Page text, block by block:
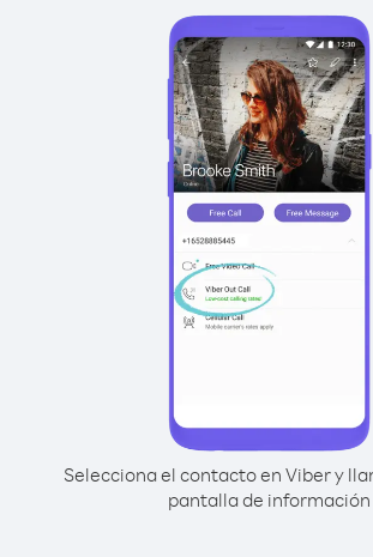
Selecciona el contacto en Viber y
pantalla de información